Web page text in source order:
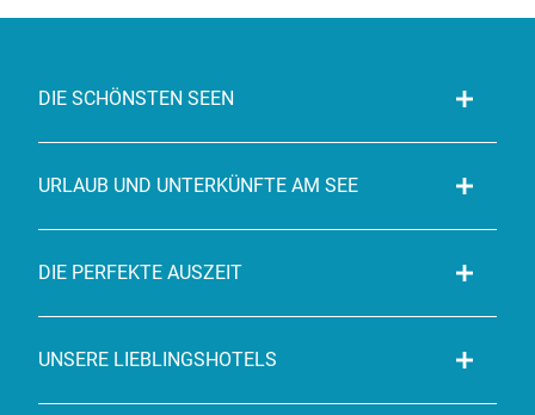
DIE SCHÖNSTEN SEEN
URLAUB UND UNTERKÜNFTE AM SEE
DIE PERFEKTE AUSZEIT
UNSERE LIEBLINGSHOTELS